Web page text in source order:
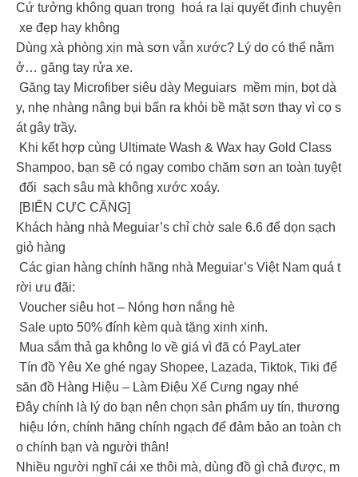
Cứ tưởng không quan trọng hoá ra lại quyết định chuyện
xe đẹp hay không
Dùng xà phòng xịn mà sơn vẫn xước? Lý do có thể nằm
ở… găng tay rửa xe.
Găng tay Microfiber siêu dày Meguiars mềm mịn, bọt dà
y, nhẹ nhàng nâng bụi bẩn ra khỏi bề mặt sơn thay vì cọ s
át gây trầy.
Khi kết hợp cùng Ultimate Wash & Wax hay Gold Class
Shampoo, bạn sẽ có ngay combo chăm sơn an toàn tuyệt
đối sạch sâu mà không xước xoáy.
[BIẾN CỰC CĂNG]
Khách hàng nhà Meguiar’s chỉ chờ sale 6.6 để dọn sạch
giỏ hàng
Các gian hàng chính hãng nhà Meguiar’s Việt Nam quá t
rời ưu đãi:
Voucher siêu hot – Nóng hơn nắng hè
Sale upto 50% đính kèm quà tặng xinh xinh.
Mua sắm thả ga không lo về giá vì đã có PayLater
Tín đồ Yêu Xe ghé ngay Shopee, Lazada, Tiktok, Tiki để
săn đồ Hàng Hiệu – Làm Điệu Xế Cưng ngay nhé
Đây chính là lý do bạn nên chọn sản phẩm uy tín, thương
hiệu lớn, chính hãng chính ngạch để đảm bảo an toàn ch
o chính bạn và người thân!
Nhiều người nghĩ cái xe thôi mà, dùng đồ gì chả được, m